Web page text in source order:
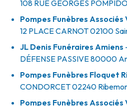
108 RUE GEORGES
Pompes Funèbres
12 PLACE CARNOT02100
JL Denis Funéraires Amiens
DÉFENSE PASSIVE80000
Pompes Funèbres Floquet
CONDORCET02240
Pompes Funèbres